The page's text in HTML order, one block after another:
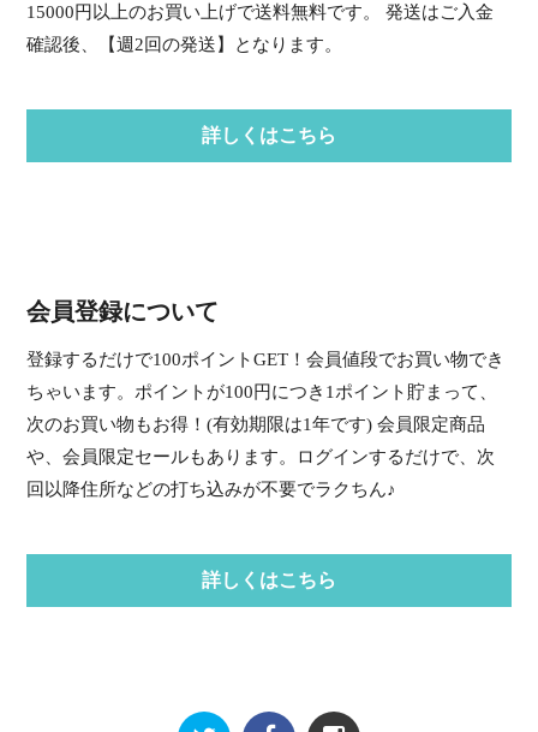
15000円以上のお買い上げで送料無料です。 発送はご入金
確認後、【週2回の発送】となります。
詳しくはこちら
会員登録について
登録するだけで100ポイントGET！会員値段でお買い物でき
ちゃいます。ポイントが100円につき1ポイント貯まって、
次のお買い物もお得！(有効期限は1年です) 会員限定商品
や、会員限定セールもあります。ログインするだけで、次
回以降住所などの打ち込みが不要でラクちん♪
詳しくはこちら